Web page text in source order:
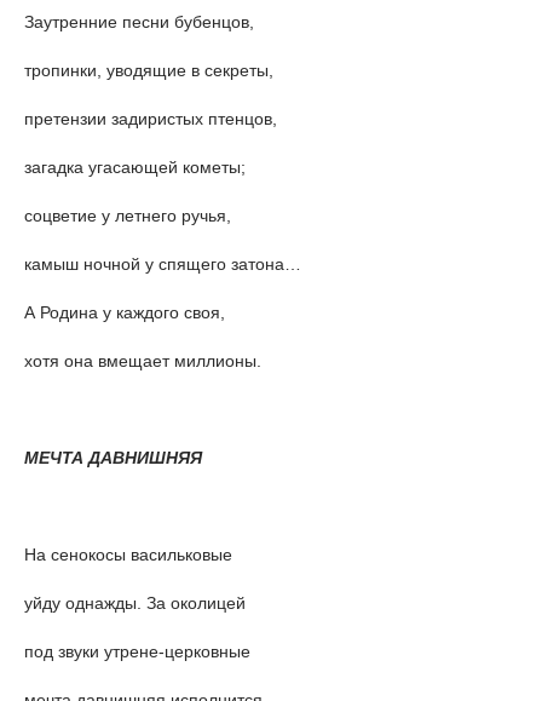
Заутренние песни бубенцов,
тропинки, уводящие в секреты,
претензии задиристых птенцов,
загадка угасающей кометы;
соцветие у летнего ручья,
камыш ночной у спящего затона…
А Родина у каждого своя,
хотя она вмещает миллионы.
МЕЧТА ДАВНИШНЯЯ
На сенокосы васильковые
уйду однажды. За околицей
под звуки утрене-церковные